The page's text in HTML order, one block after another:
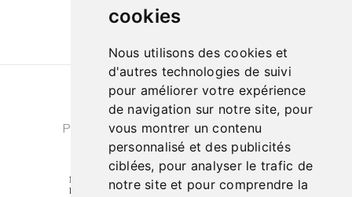
cookies
Nous utilisons des cookies et
d'autres technologies de suivi
pour améliorer votre expérience
de navigation sur notre site, pour
vous montrer un contenu
personnalisé et des publicités
ciblées, pour analyser le trafic de
notre site et pour comprendre la
Conditions générales de ventes
|
Politique de confidentialité
| Cookies